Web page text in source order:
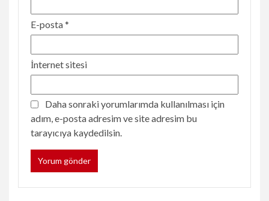
E-posta*
İnternet sitesi
Daha sonraki yorumlarımda kullanılması için
adım, e-posta adresim ve site adresim bu
tarayıcıya kaydedilsin.